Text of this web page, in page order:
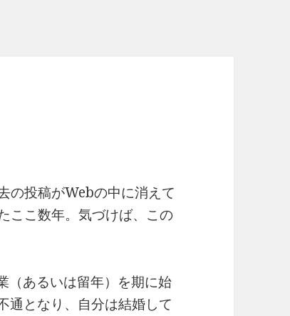
の投稿がWebの中に消えて
ここ数年。気づけば、この
（あるいは留年）を期に始
となり、自分は結婚して